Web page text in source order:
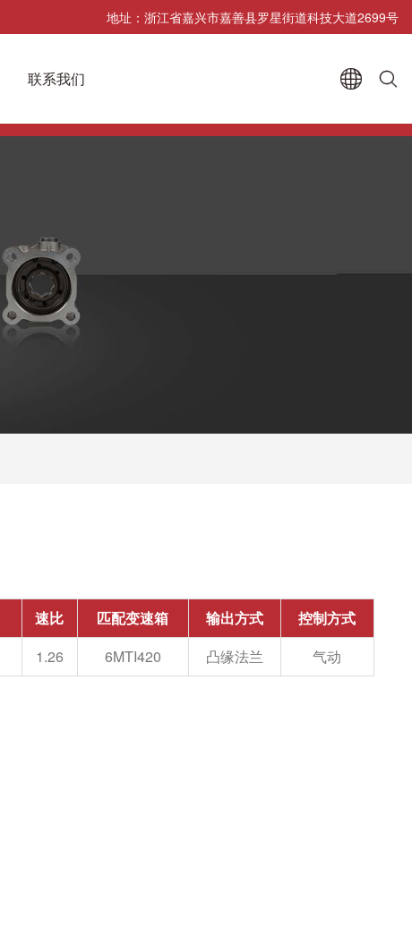
地址：浙江省嘉兴市嘉善县罗星街道科技大道2699号


联系我们
速比 匹配变速箱 输出方式
控制方式
1.26 6MTI420 凸缘法兰 气动